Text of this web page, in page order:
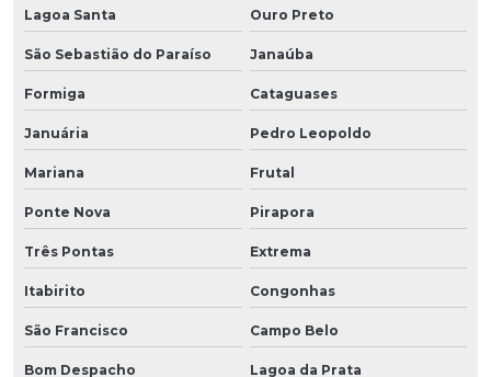
Lagoa Santa Ouro Preto
São Sebastião do Paraíso Janaúba
Formiga Cataguases
Januária Pedro Leopoldo
Mariana Frutal
Ponte Nova Pirapora
Três Pontas Extrema
Itabirito Congonhas
São Francisco Campo Belo
Bom Despacho Lagoa da Prata